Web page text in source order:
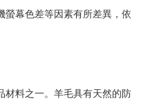
幕色差等因素有所差異，依
材料之一。羊毛具有天然的防